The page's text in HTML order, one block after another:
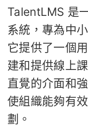
TalentLMS 是
系統，專為中
它提供了一個
建和提供線上
直覺的介面和
使組織能夠有
劃。